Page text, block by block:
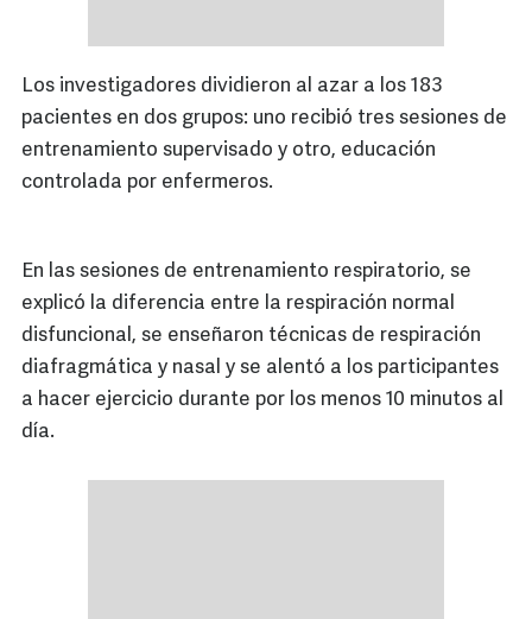
Los investigadores dividieron al azar a los 183
pacientes en dos grupos: uno recibió tres sesiones de
entrenamiento supervisado y otro, educación
controlada por enfermeros.
En las sesiones de entrenamiento respiratorio, se
explicó la diferencia entre la respiración normal
disfuncional, se enseñaron técnicas de respiración
diafragmática y nasal y se alentó a los participantes
a hacer ejercicio durante por los menos 10 minutos al
día.